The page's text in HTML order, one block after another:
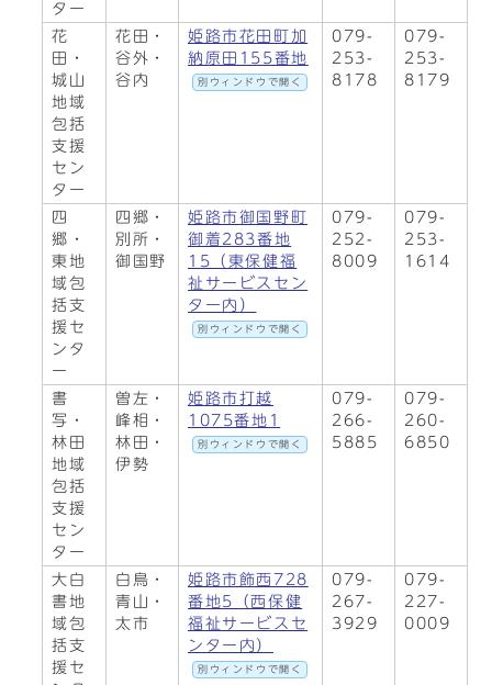
ター
花
田・
城山
地域
包括
支援
セン
ター
花田・
谷外・
谷内
姫路市花田町加
納原田155番地
別ウィンドウで開く
079-
253-
8178
079-
253-
8179
四
郷・
東地
域包
括支
援セ
ンタ
ー
四郷・
別所・
御国野
姫路市御国野町
御着283番地
15（東保健福
祉サービスセン
ター内）
別ウィンドウで開く
079-
252-
8009
079-
253-
1614
書
写・
林田
地域
包括
支援
セン
ター
曽左・
峰相・
林田・
伊勢
姫路市打越
1075番地1
別ウィンドウで開く
079-
266-
5885
079-
260-
6850
大白
書地
域包
括支
援セ
白鳥・
青山・
太市
姫路市飾西728
番地5（西保健
福祉サービスセ
ンター内）
別ウィンドウで開く
079-
267-
3929
079-
227-
0009